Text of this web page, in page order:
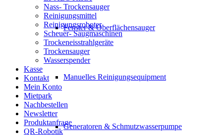
Fenster & Oberflächensauger
Manuelles Reinigungsequipment
Generatoren & Schmutzwasserpumpe
Nass- Trockensauger
Reinigungsmittel
Reinigungsroboter
Scheuer- Saugmaschinen
Trockeneisstrahlgeräte
Trockensauger
Wasserspender
Kasse
Kontakt
Mein Konto
Mietpark
Nachbestellen
Newsletter
Produktanfrage
QR-Robotik